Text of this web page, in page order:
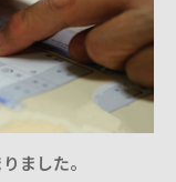
ました。